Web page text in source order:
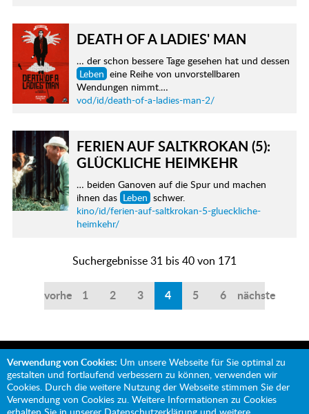
DEATH OF A LADIES' MAN
… der schon bessere Tage gesehen hat und dessen
Leben eine Reihe von unvorstellbaren
Wendungen nimmt.…
vod/id/death-of-a-ladies-man-2/
FERIEN AUF SALTKROKAN (5):
GLÜCKLICHE HEIMKEHR
… beiden Ganoven auf die Spur und machen
ihnen das Leben schwer.
kino/id/ferien-auf-saltkrokan-5-glueckliche-
heimkehr/
Suchergebnisse 31 bis 40 von 171
vorherige
1 2 3 4 5 6 nächste
Mit Unterstützung von:
Verwendung von Cookies: Um unsere Webseite für Sie optimal zu
gestalten und fortlaufend verbessern zu können, verwenden wir
Cookies. Durch die weitere Nutzung der Webseite stimmen Sie der
Verwendung von Cookies zu. Weitere Informationen zu Cookies